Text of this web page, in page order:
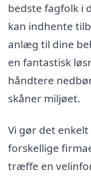
bedste fagfolk i
kan indhente
anlæg til dine
en fantastisk
håndtere
skåner miljøet.
Vi gør det
forskellige
træffe en